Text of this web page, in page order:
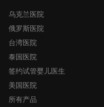
乌克兰医院
俄罗斯医院
台湾医院
泰国医院
签约试管婴儿医生
美国医院
所有产品